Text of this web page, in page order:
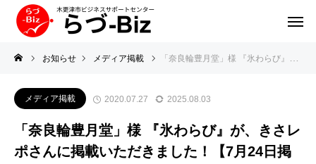
お知らせ メディア掲載 「奈良輪豊月堂」様 『氷わらび』が、きさレポさんに掲載いただきました！【7月24日掲載】
メディア掲載 2020.07.27 2025.08.03
「奈良輪豊月堂」様 『氷わらび』が、きさレ
ポさんに掲載いただきました！【7月24日掲